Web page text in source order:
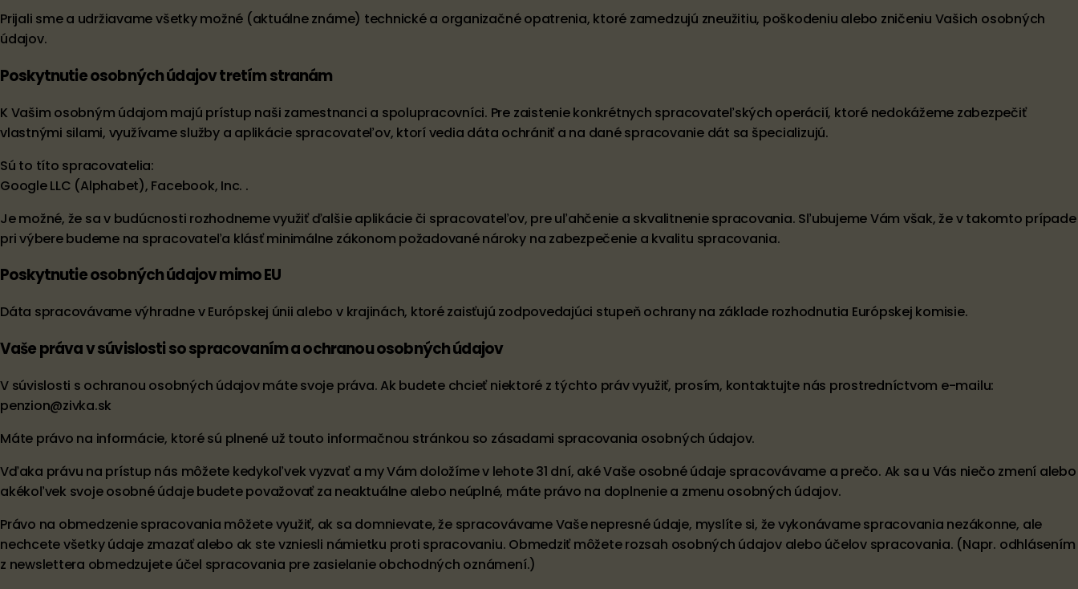
Prijali sme a udržiavame všetky možné (aktuálne známe) technické a organizačné opatrenia, ktoré zamedzujú zneužitiu, poškodeniu alebo zničeniu Vašich osobných
údajov.
Poskytnutie osobných údajov tretím stranám
K Vašim osobným údajom majú prístup naši zamestnanci a spolupracovníci. Pre zaistenie konkrétnych spracovateľských operácií, ktoré nedokážeme zabezpečiť
vlastnými silami, využívame služby a aplikácie spracovateľov, ktorí vedia dáta ochrániť a na dané spracovanie dát sa špecializujú.
Sú to títo spracovatelia:
Google LLC (Alphabet), Facebook, Inc. .
Je možné, že sa v budúcnosti rozhodneme využiť ďalšie aplikácie či spracovateľov, pre uľahčenie a skvalitnenie spracovania. Sľubujeme Vám však, že v takomto prípade
pri výbere budeme na spracovateľa klásť minimálne zákonom požadované nároky na zabezpečenie a kvalitu spracovania.
Poskytnutie osobných údajov mimo EU
Dáta spracovávame výhradne v Európskej únii alebo v krajinách, ktoré zaisťujú zodpovedajúci stupeň ochrany na základe rozhodnutia Európskej komisie.
Vaše práva v súvislosti so spracovaním a ochranou osobných údajov
V súvislosti s ochranou osobných údajov máte svoje práva. Ak budete chcieť niektoré z týchto práv využiť, prosím, kontaktujte nás prostredníctvom e-mailu:
penzion@zivka.sk
Máte právo na informácie, ktoré sú plnené už touto informačnou stránkou so zásadami spracovania osobných údajov.
Vďaka právu na prístup nás môžete kedykoľvek vyzvať a my Vám doložíme v lehote 31 dní, aké Vaše osobné údaje spracovávame a prečo. Ak sa u Vás niečo zmení alebo
akékoľvek svoje osobné údaje budete považovať za neaktuálne alebo neúplné, máte právo na doplnenie a zmenu osobných údajov.
Právo na obmedzenie spracovania môžete využiť, ak sa domnievate, že spracovávame Vaše nepresné údaje, myslíte si, že vykonávame spracovania nezákonne, ale
nechcete všetky údaje zmazať alebo ak ste vzniesli námietku proti spracovaniu. Obmedziť môžete rozsah osobných údajov alebo účelov spracovania. (Napr. odhlásením
z newslettera obmedzujete účel spracovania pre zasielanie obchodných oznámení.)